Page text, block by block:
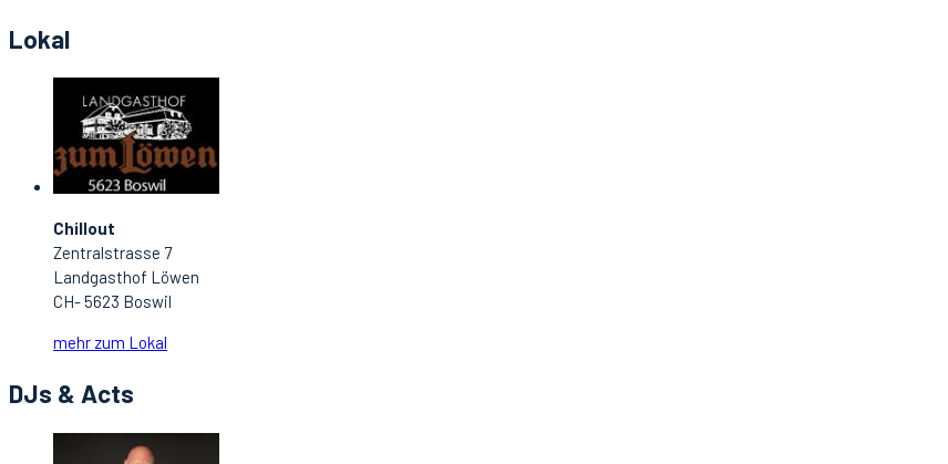
Lokal
Chillout
Zentralstrasse 7
Landgasthof Löwen
CH- 5623 Boswil
mehr zum Lokal
DJs & Acts